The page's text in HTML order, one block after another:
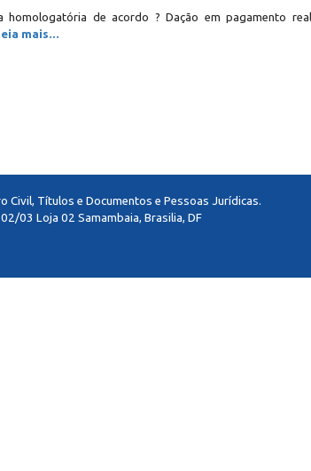
homologatória de acordo ? Dação em pagamento
mais...
Civil, Títulos e Documentos e Pessoas Jurídicas.
03 Loja 02 Samambaia, Brasilia, DF